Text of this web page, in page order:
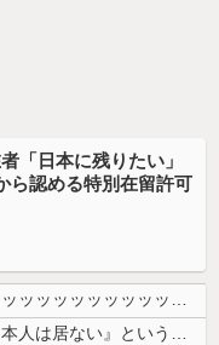
「日本に残りたい」
ら認める特別在留許可
【画像】北朝鮮のビアガール、エッッッッッッッッッッッッッッッッッ！
【赤っ恥】「航空機事故で『搭乗者に日本人は居ない』という発表は嫌い。人...